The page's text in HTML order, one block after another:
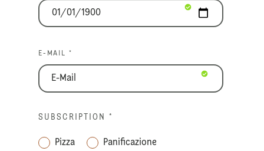
E-MAIL *
SUBSCRIPTION *
Pizza Panificazione